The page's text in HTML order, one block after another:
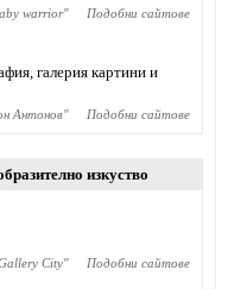
warrior" Подобни сайтове
галерия картини и
Антонов" Подобни сайтове
изкуство
City" Подобни сайтове